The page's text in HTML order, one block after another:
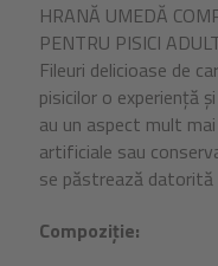
HRANĂ UMEDĂ
PENTRU PISICI
Fileuri delicioase de
pisicilor o experiență
au un aspect mult
artificiale sau
se păstrează datorită
Compoziție: